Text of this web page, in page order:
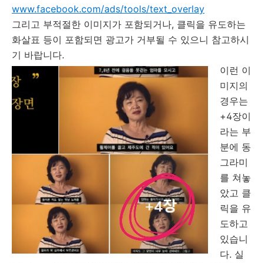
www.facebook.com/ads/tools/text_overlay
그리고 부적절한 이미지가 포함되거나, 클릭을 유도하는
화살표 등이 포함되면 광고가 거부될 수 있으니 참고하시
기 바랍니다.
이런 이
미지의
경우는
+4장이
라는 부
분에 동
그라미
를 쳐놓
았고 클
릭을 유
도하고
있습니
다. 실